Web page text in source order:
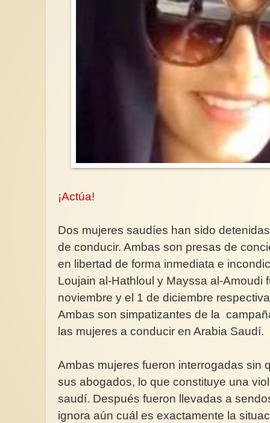
¡Actúa!
Dos mujeres saudíes han sido
de conducir. Ambas son presas de
en libertad de forma inmediata e
Loujain al-Hathloul y Mayssa al-Amoudi
noviembre y el 1 de diciembre
Ambas son simpatizantes de la
las mujeres a conducir en Arabia Saudí.
Ambas mujeres fueron interrogadas sin
sus abogados, lo que constituye una
saudí. Después fueron llevadas a
ignora aún cuál es exactamente la
Masculinidad, juventud y
consentimiento (2/3): La
Nuestra juventud gusta del lujo y
es mal educada, no hace caso a
las autoridades y no tiene...
En el proceso de
“Quien te viera
una.” …Pero
siento el amor y el